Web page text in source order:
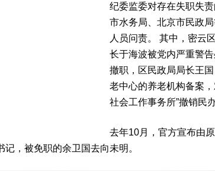
纪委监委对存在失职失
市水务局、北京市民政
人员问责。 其中，密云
长于海波被党内严重警
撤职，区民政局局长王
老中心的养老机构备案
社会工作事务所”撤销民
去年10月，官方宣布由
，被免职的余卫国去向未明。